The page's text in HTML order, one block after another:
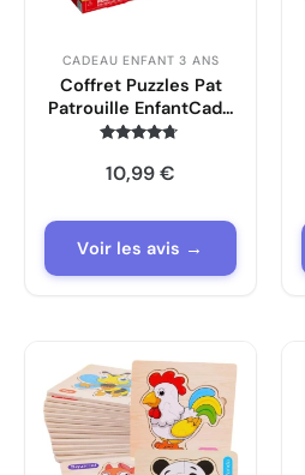
CADEAU ENFANT 3 ANS
Coffret Puzzles Pat
Patrouille EnfantCado
2 Puzzles
Pièces
4.6
sur 5
10,99€
Voir les avis →